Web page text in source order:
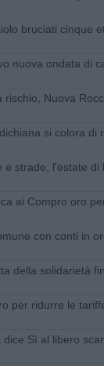
bruciati cinque
nuova ondata di
rischio, Nuova
si colora di
e strade, l'estate di
ai Compro oro
con conti in
della solidarietà
per ridurre le
dice Sì al libero